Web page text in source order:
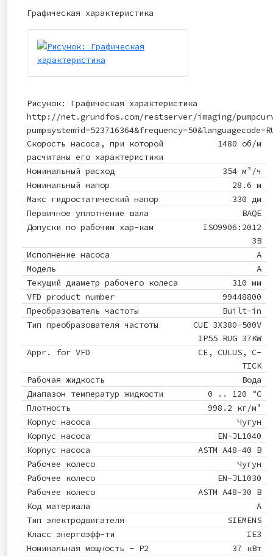
Графическая характеристика
Рисунок: Графическая характеристика
http://net.grundfos.com/restserver/imaging/
Скорость насоса, при которой
расчитаны его характеристики
1480 об/м
Номинальный расход
354 м³/ч
Номинальный напор
28.6 м
Макс гидростатический напор
330 дм
Первичное уплотнение вала
BAQE
Допуски по рабочим хар-кам
ISO9906:2012
3B
Исполнение насоса
A
Модель
A
Текущий диаметр рабочего колеса
310 мм
VFD product number
99448800
Преобразователь частоты
Built-in
Тип преобразователя частоты
CUE 3X380-500V
IP55 RUG 37KW
Appr. for VFD
CE, CULUS, C-
TICK
Рабочая жидкость
Вода
Диапазон температур жидкости
0 .. 120 °C
Плотность
998.2 кг/м³
Корпус насоса
Чугун
Корпус насоса
EN-JL1040
Корпус насоса
ASTM A48-40 B
Рабочее колесо
Чугун
Рабочее колесо
EN-JL1030
Рабочее колесо
ASTM A48-30 B
Код материала
A
Тип электродвигателя
SIEMENS
Класс энергоэфф-ти
IE3
Номинальная мощность - P2
37 кВт